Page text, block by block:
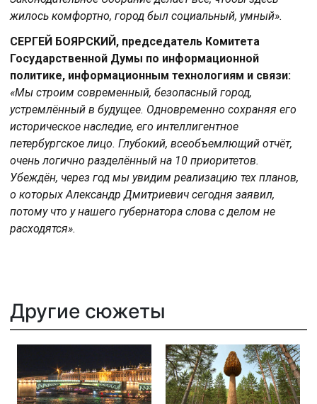
жилось комфортно, город был социальный, умный».
СЕРГЕЙ БОЯРСКИЙ, председатель Комитета
Государственной Думы по информационной
политике, информационным технологиям и связи:
«Мы строим современный, безопасный город,
устремлённый в будущее. Одновременно сохраняя его
историческое наследие, его интеллигентное
петербургское лицо. Глубокий, всеобъемлющий отчёт,
очень логично разделённый на 10 приоритетов.
Убеждён, через год мы увидим реализацию тех планов,
о которых Александр Дмитриевич сегодня заявил,
потому что у нашего губернатора слова с делом не
расходятся».
Другие сюжеты